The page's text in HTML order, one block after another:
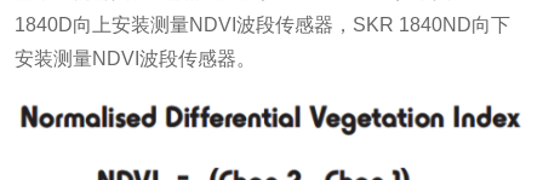
1840D向上安装测量NDVI波段传感器，SKR 1840ND向下
安装测量NDVI波段传感器。